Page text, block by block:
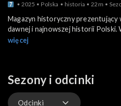
2025 Polska historia 22m
Magazyn historyczny prezentujący
dawnej i najnowszej historii Polski.
są zatarte, zagubione, zakłamane
mobilizuje do poszukiwań lokalne
historii, których nie brakuje w
więcej
Sezony i odcinki
Odcinki